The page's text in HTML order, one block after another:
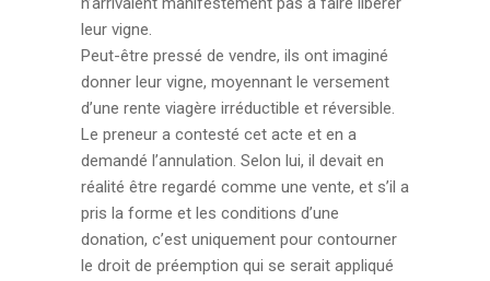
leur vigne.
Peut-être pressé de vendre, ils ont imaginé
donner leur vigne, moyennant le versement
d’une rente viagère irréductible et réversible.
Le preneur a contesté cet acte et en a
demandé l’annulation. Selon lui, il devait en
réalité être regardé comme une vente, et s’il a
pris la forme et les conditions d’une
donation, c’est uniquement pour contourner
le droit de préemption qui se serait appliqué